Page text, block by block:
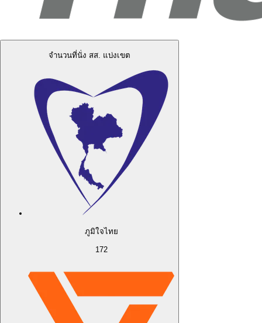
จำนวนที่นั่ง สส. แบ่งเขต
ภูมิใจไทย
172